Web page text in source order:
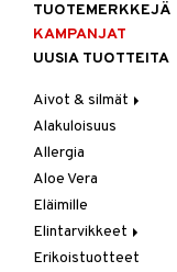
TUOTEMERKKEJÄ
KAMPANJAT
UUSIA TUOTTEITA
Aivot & silmät
Muisti
Rasvahapot
Silmät
Alakuloisuus
Allergia
Aloe Vera
Eläimille
Elintarvikkeet
Hedelmät & pähkinät
Erikoistuotteet